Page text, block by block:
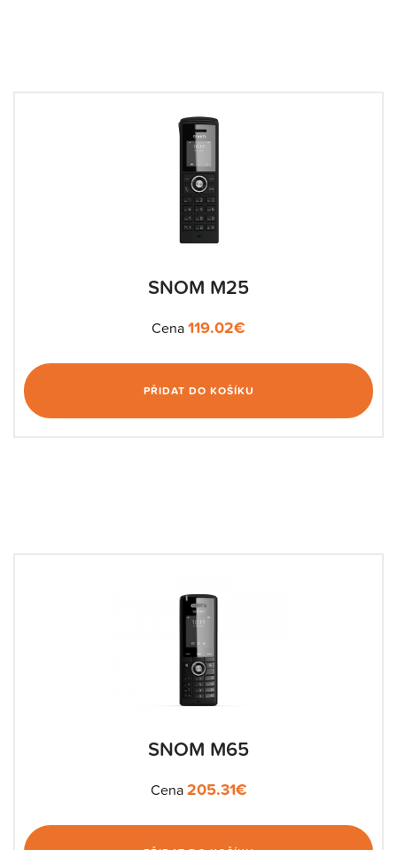
SNOM M25
Cena119.02€
PŘIDAT DO KOŠÍKU
SNOM M65
Cena205.31€